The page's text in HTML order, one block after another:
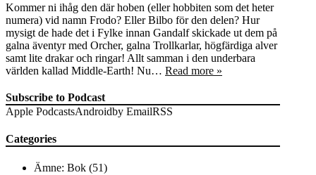
Kommer ni ihåg den där hoben (eller hobbiten som det heter
numera) vid namn Frodo? Eller Bilbo för den delen? Hur
mysigt de hade det i Fylke innan Gandalf skickade ut dem på
galna äventyr med Orcher, galna Trollkarlar, högfärdiga alver
samt lite drakar och ringar! Allt samman i den underbara
världen kallad Middle-Earth! Nu… Read more »
Subscribe to Podcast
Apple PodcastsAndroidby EmailRSS
Categories
Ämne: Bok (51)